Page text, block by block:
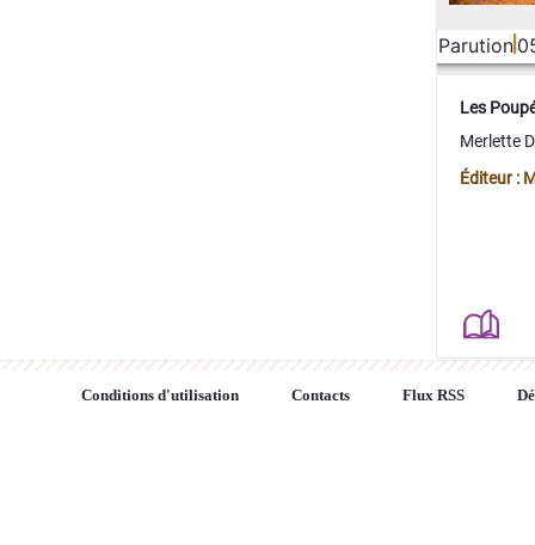
Parution
Les
Merlette
Éditeur :
Conditions d'utilisation Contacts Flux RSS